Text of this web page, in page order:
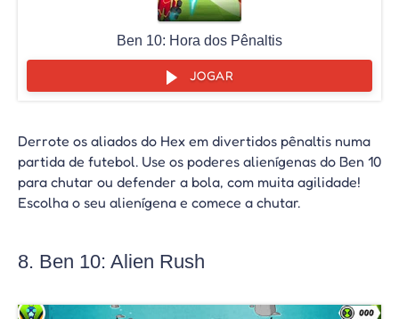
Ben 10: Hora dos Pênaltis
JOGAR
Derrote os aliados do Hex em divertidos pênaltis numa
partida de futebol. Use os poderes alienígenas do Ben 10
para chutar ou defender a bola, com muita agilidade!
Escolha o seu alienígena e comece a chutar.
8. Ben 10: Alien Rush